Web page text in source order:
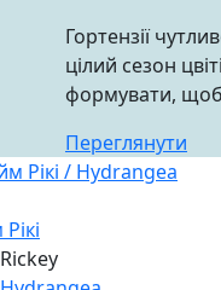
Гортензії
цілий сезон
формувати, щоб
Переглянути